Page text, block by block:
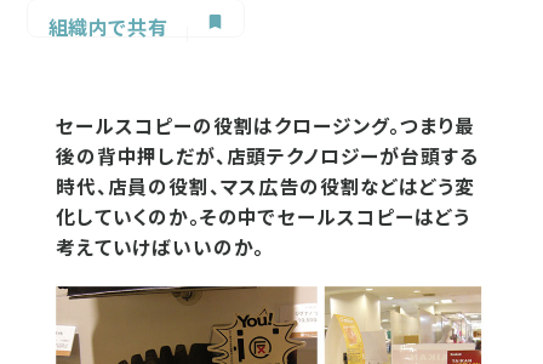
組織内で共有
セールスコピーの役割はクロージング。つまり最
後の背中押しだが、店頭テクノロジーが台頭する
時代、店員の役割、マス広告の役割などはどう変
化していくのか。その中でセールスコピーはどう
考えていけばいいのか。